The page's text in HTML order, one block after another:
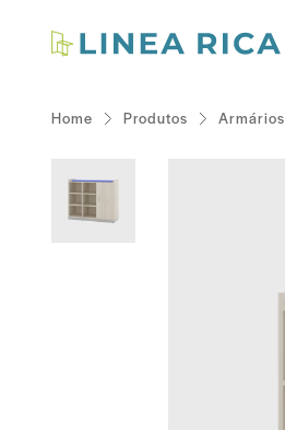
Home Produtos Armários